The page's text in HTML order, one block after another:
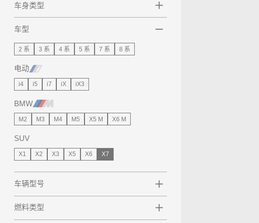
车身类型
车型
2 系 3 系 4 系 5 系 7 系 8 系
电动
i4 i5 i7 iX iX3
BMW
M2 M3 M4 M5 X5 M X6 M
SUV
X1 X2 X3 X5 X6 X7
车辆型号
燃料类型